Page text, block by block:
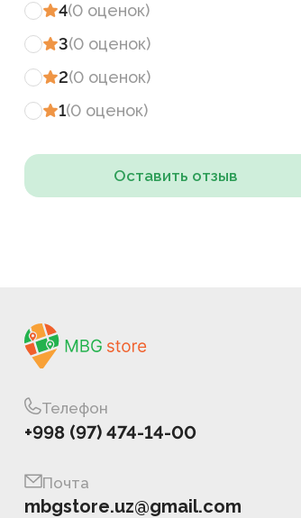
4(0 оценок)
3(0 оценок)
2(0 оценок)
1(0 оценок)
Оставить отзыв
Телефон
+998 (97) 474-14-00
Почта
mbgstore.uz@gmail.com